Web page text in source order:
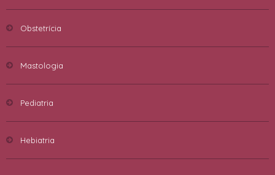
Obstetrícia
Mastologia
Pediatria
Hebiatria